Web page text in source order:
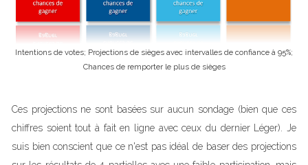
Intentions de votes; Projections de sièges avec intervalles de confiance à 95%;
Chances de remporter le plus de sièges
Ces projections ne sont basées sur aucun sondage (bien que ces
chiffres soient tout à fait en ligne avec ceux du dernier Léger). Je
suis bien conscient que ce n'est pas idéal de baser des projections